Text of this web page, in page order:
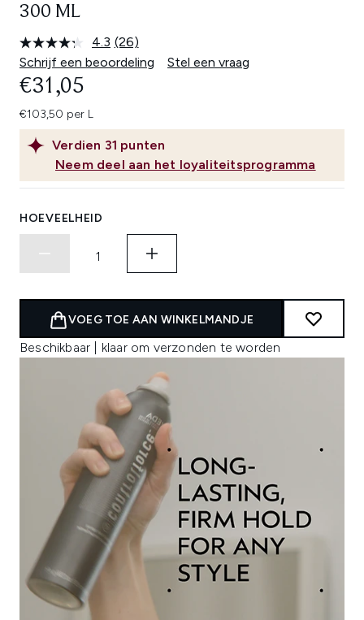
300 ML
4.3 Lees
26
beoordelingen.
(26)
Schrijf een beoordeling
Stel een vraag
Verdien 31 punten
Neem deel aan het loyaliteitsprogramma
€31,05
€103,50 per L
HOEVEELHEID
VOEG TOE AAN WINKELMANDJE
Beschikbaar | klaar om verzonden te worden